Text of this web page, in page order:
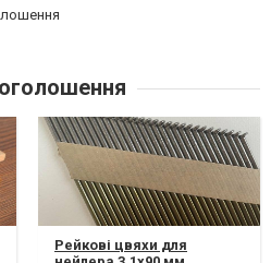
Рейкові цвяхи для